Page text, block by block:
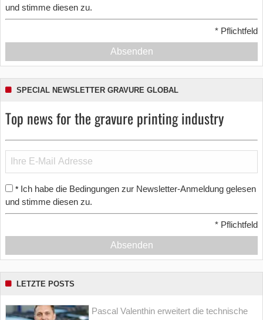
und stimme diesen zu.
* Pflichtfeld
Absenden
SPECIAL NEWSLETTER GRAVURE GLOBAL
Top news for the gravure printing industry
* Ich habe die Bedingungen zur Newsletter-Anmeldung gelesen
und stimme diesen zu.
* Pflichtfeld
Absenden
LETZTE POSTS
Pascal Valenthin erweitert die technische